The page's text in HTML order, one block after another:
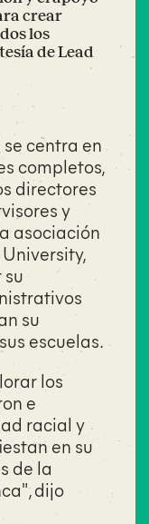
crear
los
de Lead
centra en
completos,
directores
y
asociación
su
escuelas.
los
e
racial y
en su
de la
dijo